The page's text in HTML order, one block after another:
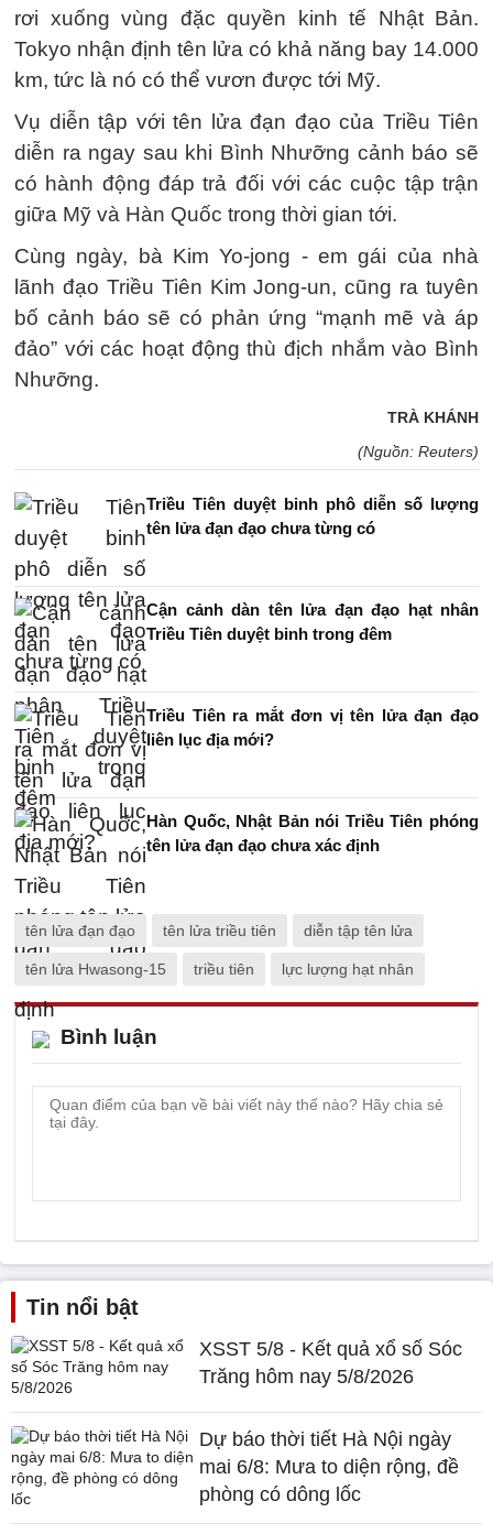
rơi xuống vùng đặc quyền kinh tế Nhật Bản.
Tokyo nhận định tên lửa có khả năng bay 14.000
km, tức là nó có thể vươn được tới Mỹ.
Vụ diễn tập với tên lửa đạn đạo của Triều Tiên
diễn ra ngay sau khi Bình Nhưỡng cảnh báo sẽ
có hành động đáp trả đối với các cuộc tập trận
giữa Mỹ và Hàn Quốc trong thời gian tới.
Cùng ngày, bà Kim Yo-jong - em gái của nhà
lãnh đạo Triều Tiên Kim Jong-un, cũng ra tuyên
bố cảnh báo sẽ có phản ứng “mạnh mẽ và áp
đảo” với các hoạt động thù địch nhắm vào Bình
Nhưỡng.
TRÀ KHÁNH
(Nguồn: Reuters)
Triều Tiên duyệt binh phô diễn số lượng
tên lửa đạn đạo chưa từng có
Cận cảnh dàn tên lửa đạn đạo hạt nhân
Triều Tiên duyệt binh trong đêm
Triều Tiên ra mắt đơn vị tên lửa đạn đạo
liên lục địa mới?
Hàn Quốc, Nhật Bản nói Triều Tiên phóng
tên lửa đạn đạo chưa xác định
tên lửa đạn đạo tên lửa triều tiên diễn tập tên lửa
tên lửa Hwasong-15 triều tiên lực lượng hạt nhân
Bình luận
Tin nổi bật
XSST 5/8 - Kết quả xổ số Sóc
Trăng hôm nay 5/8/2026
Dự báo thời tiết Hà Nội ngày
mai 6/8: Mưa to diện rộng, đề
phòng có dông lốc